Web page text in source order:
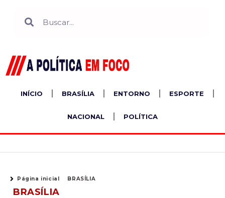
INÍCIO BRASÍLIA ENTORNO ESPORTE
NACIONAL POLÍTICA
Página inicial BRASÍLIA
BRASÍLIA